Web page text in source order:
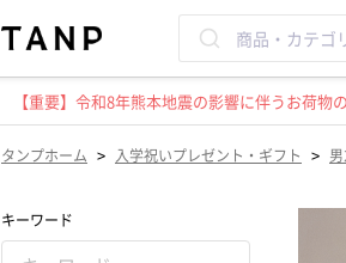
【重要】令和8年熊本地震の影響に伴うお荷
タンプホーム > 入学祝いプレゼント・ギフト >
キーワード